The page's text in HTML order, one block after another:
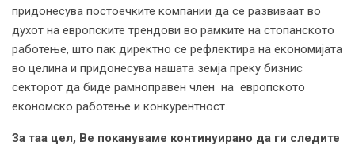
придонесува постоечките компании да се развиваат во
духот на европските трендови во рамките на стопанското
работење, што пак директно се рефлектира на економијата
во целина и придонесува нашата земја преку бизнис
секторот да биде рамноправен член на европското
економско работење и конкурентност.
За таа цел, Ве покануваме континуирано да ги следите